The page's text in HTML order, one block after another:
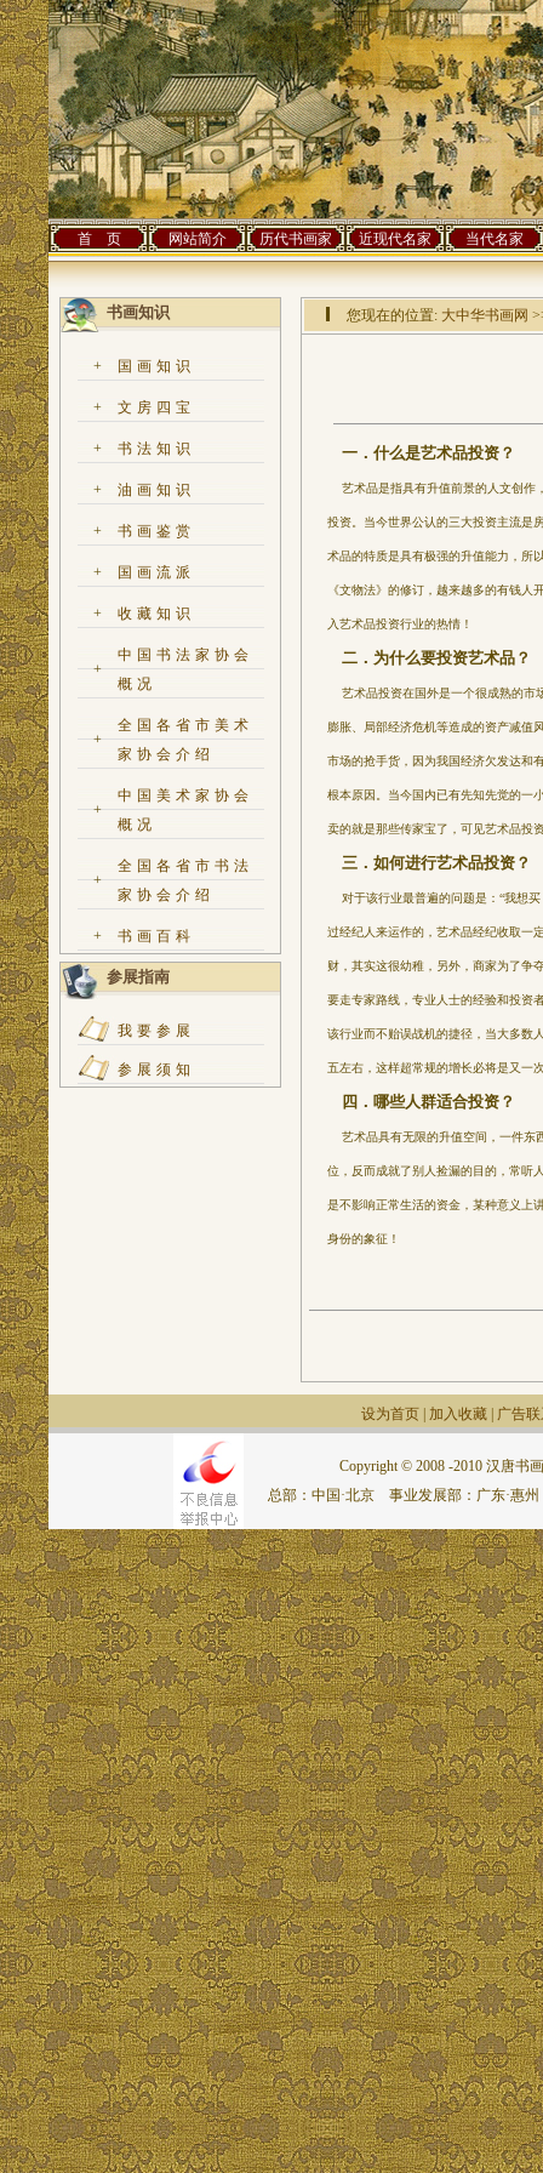
首 页 网站简介 历代书画家 近现代名家 当代名家
书画知识
+ 国画知识
+ 文房四宝
+ 书法知识
+ 油画知识
+ 书画鉴赏
+ 国画流派
+ 收藏知识
+
中国书法家协会
概况
+
全国各省市美术
家协会介绍
+
中国美术家协会
概况
+
全国各省市书法
家协会介绍
+ 书画百科
参展指南
我要参展
参展须知
您现在的位置: 大中华书画网
一．什么是艺术品投资？
艺术品是指具有升值前景的人文创作
投资。当今世界公认的三大投资主流是
术品的特质是具有极强的升值能力，所
《文物法》的修订，越来越多的有钱
入艺术品投资行业的热情！
二．为什么要投资艺术品？
艺术品投资在国外是一个很成熟的市
膨胀、局部经济危机等造成的资产减值
市场的抢手货，因为我国经济欠发达和
根本原因。当今国内已有先知先觉的一
卖的就是那些传家宝了，可见艺术品投
三．如何进行艺术品投资？
对于该行业最普遍的问题是：“我想买
过经纪人来运作的，艺术品经纪收取一
财，其实这很幼稚，另外，商家为了争
要走专家路线，专业人士的经验和投资
该行业而不贻误战机的捷径，当大多数
五左右，这样超常规的增长必将是又一
四．哪些人群适合投资？
艺术品具有无限的升值空间，一件东
位，反而成就了别人捡漏的目的，常听
是不影响正常生活的资金，某种意义上
身份的象征！
设为首页 加入收藏 广告
Copyright © 2008 -2010 汉唐书
总部：中国·北京 事业发展部：广东·惠